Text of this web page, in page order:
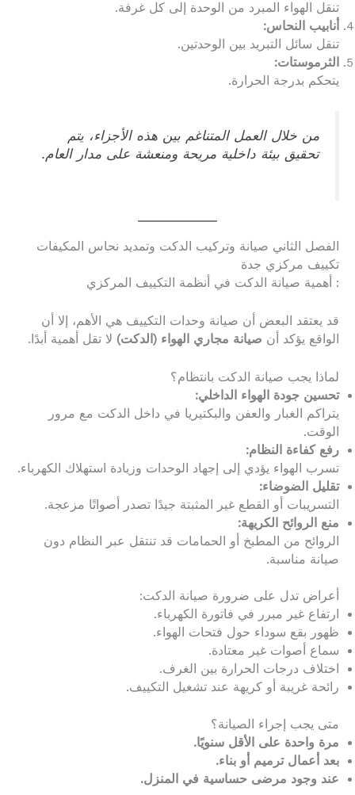
تنقل الهواء المبرد من الوحدة إلى كل غرفة.
أنابيب النحاس:
تنقل سائل التبريد بين الوحدتين.
الثرموستات:
يتحكم بدرجة الحرارة.
من خلال العمل المتناغم بين هذه الأجزاء، يتم
تحقيق بيئة داخلية مريحة ومنعشة على مدار العام.
الفصل الثاني صيانة وتركيب الدكت وتمديد نحاس المكيفات
تكييف مركزي جدة
: أهمية صيانة الدكت في أنظمة التكييف المركزي
قد يعتقد البعض أن صيانة وحدات التكييف هي الأهم، إلا أن
الواقع يؤكد أن صيانة مجاري الهواء (الدكت) لا تقل أهمية أبدًا.
لماذا يجب صيانة الدكت بانتظام؟
تحسين جودة الهواء الداخلي:
يتراكم الغبار والعفن والبكتيريا في داخل الدكت مع مرور
الوقت.
رفع كفاءة النظام:
تسرب الهواء يؤدي إلى إجهاد الوحدات وزيادة استهلاك الكهرباء.
تقليل الضوضاء:
التسريبات أو القطع غير المثبتة جيدًا تصدر أصواتًا مزعجة.
منع الروائح الكريهة:
الروائح من المطبخ أو الحمامات قد تنتقل عبر النظام دون
صيانة مناسبة.
أعراض تدل على ضرورة صيانة الدكت:
ارتفاع غير مبرر في فاتورة الكهرباء.
ظهور بقع سوداء حول فتحات الهواء.
سماع أصوات غير معتادة.
اختلاف درجات الحرارة بين الغرف.
رائحة غريبة أو كريهة عند تشغيل التكييف.
متى يجب إجراء الصيانة؟
مرة واحدة على الأقل سنويًا.
بعد أعمال ترميم أو بناء.
عند وجود مرضى حساسية في المنزل.